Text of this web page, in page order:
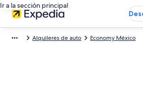
Ir a la sección principal
Alquileres de auto Economy México